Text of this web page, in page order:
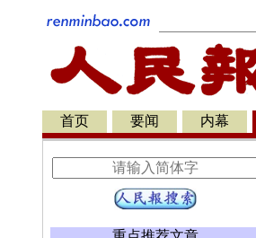
首页 要闻 内幕